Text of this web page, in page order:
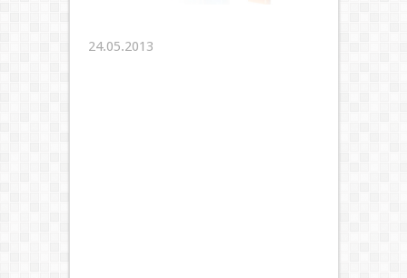
24.05.2013